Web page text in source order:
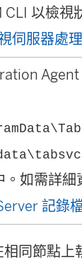
CLI 以檢視
伺服器處
Agent
。如需詳細
記錄
同節點上